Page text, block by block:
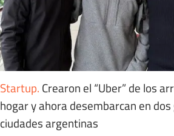
Startup. Crearon el “Uber” de los
hogar y ahora desembarcan en
ciudades argentinas